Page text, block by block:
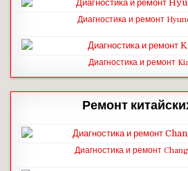
Диагностика и ремонт
Диагностика и ремонт
Ремонт
Диагностика и ремонт